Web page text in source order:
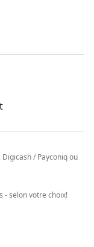
/ Payconiq ou
- selon votre choix!